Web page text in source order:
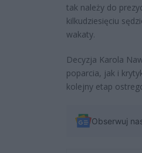
tak należy do
kilkudziesięciu
wakaty.
Decyzja Karola
poparcia, jak i
kolejny etap
Obserwuj